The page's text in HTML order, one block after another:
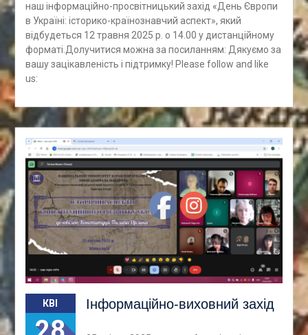
наш інформаційно-просвітницький захід «День Європи
в Україні: історико-країнознавчий аспект», який
відбудеться 12 травня 2025 р. о 14.00 у дистанційному
форматі.Долучитися можна за посиланням: Дякуємо за
вашу зацікавленість і підтримку! Please follow and like
us:
КВІ Інформаційно-виховний захід